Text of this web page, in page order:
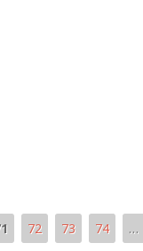
72 73 74 …